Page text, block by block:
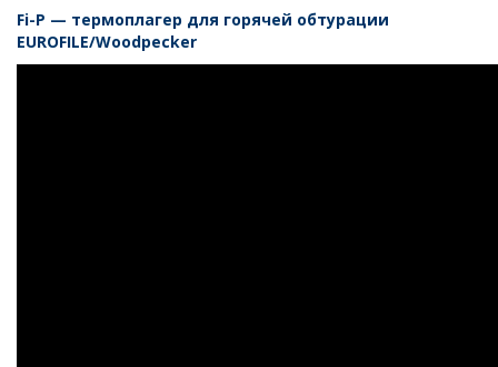
Fi-P — термоплагер для горячей обтурации
EUROFILE/Woodpecker